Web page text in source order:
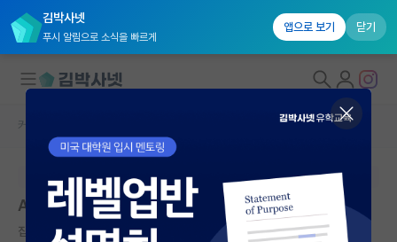
김박사넷
푸시 알림으로 소식을 빠르게
앱으로 보기 닫기
대학원생 모집
국내대학원 정보
연구실&오픈랩
커뮤니티 홈
본문이 수정되지 않는 박제글입니다.
AI 분야 대학원 인기랩
집요한 하인리히 헤르츠